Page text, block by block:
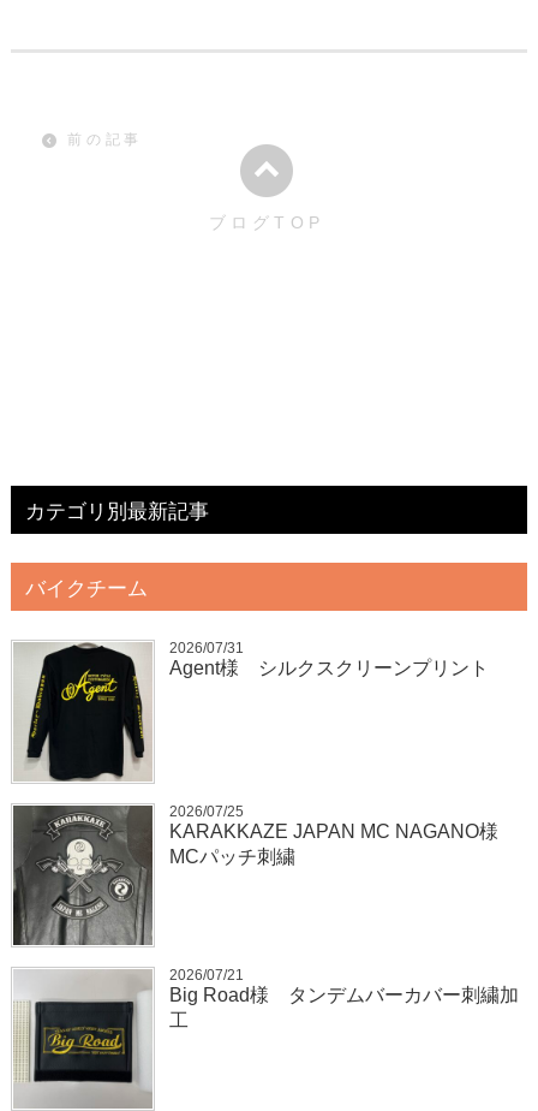
前の記事
ブログTOP
カテゴリ別最新記事
バイクチーム
2026/07/31
Agent様 シルクスクリーンプリント
2026/07/25
KARAKKAZE JAPAN MC NAGANO様
MCパッチ刺繍
2026/07/21
Big Road様 タンデムバーカバー刺繍加
工